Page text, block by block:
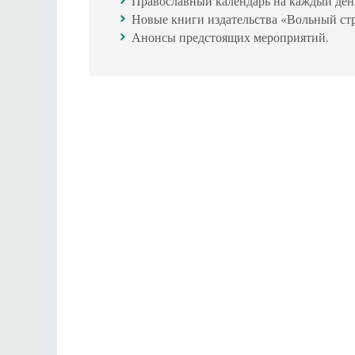
Новые книги издательства «Вольный
Анонсы предстоящих мероприятий.